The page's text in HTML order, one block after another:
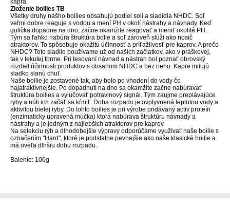
kapra.
Zloženie boilies TB
Všetky druhy nášho boilies obsahujú podiel soli a sladidla NHDC. Soľ
veľmi dobre reaguje s vodou a mení PH v okolí nástrahy a návnady. Keď
gulička dopadne na dno, začne okamžite reagovať a meniť okolité PH.
Tým sa ľahko nabúra štruktúra bolie a soľ zároveň slúži ako nosič
atraktorov. To spôsobuje okažitú účinnosť a príťažlivosť pre kaprov. A prečo
NHDC? Toto sladilo používame už od našich začiatkov, ako v práškovej,
tak v tekutej forme. Pri tesovaní návnad a nástrah bol poznať obrovský
rozdiel účinnosti produktov s obsahom NHDC a bez neho. Kapre milujú
sladko slanú chuť.
Naše boilie je zostavené tak, aby bolo po vhodení do vody čo
najatraktívnejšie. Po dopadnutí na dno sa okamžite začne nabúravať
štruktúra boilies a vylučovať potravinový signál. Tým zaujme preplávajúce
ryby a núti ich začať sa kŕmiť. Doba rozpadu je ovplyvnená teplotou vody a
aktivitou bielej ryby. Do tohto boilies je pri výrobe pridávaný activ proteín
(enzimaticky upravená múčka) ktorá nabúrava štruktúru návnady a
nástrahy a je jedným z najlepších atraktorov pre kaprov.
Na selekciu rýb a dlhodobejšie výpravy odporúčame využívať naše boilie s
označením "Hard", ktoré je podstatne pevnejšie ako naše klasické boilie a
má oveľa dlhšiu dobu rozpadu.
Balenie: 100g